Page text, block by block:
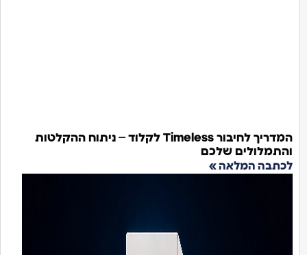
המדריך לחיבור Timeless לקלוד – ניתוח ההקלטות
והתמלולים שלכם
לכתבה המלאה »